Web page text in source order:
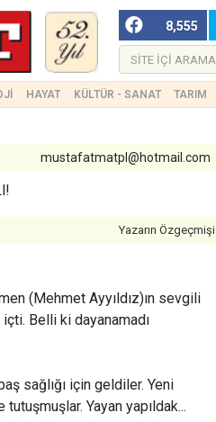
8,555
HAYAT KÜLTÜR - SANAT TARIM
mustafatmatpl@hotmail.com
Yazarın Özgeçmişi
(Mehmet Ayyıldız)ın sevgili
Belli ki dayanamadı
sağlığı için geldiler. Yeni
tutuşmuşlar. Yayan yapıldak...